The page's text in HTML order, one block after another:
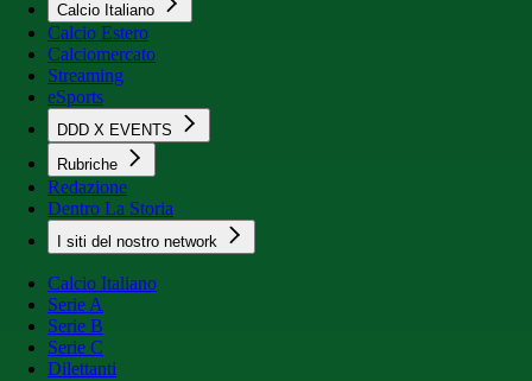
Calcio Italiano
Calcio Estero
Calciomercato
Streaming
eSports
DDD X EVENTS
Rubriche
Redazione
Dentro La Storia
I siti del nostro network
Calcio Italiano
Serie A
Serie B
Serie C
Dilettanti